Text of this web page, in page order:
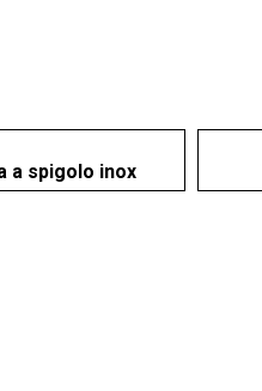
a spigolo inox